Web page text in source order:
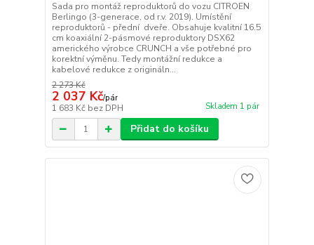
Sada pro montáž reproduktorů do vozu CITROEN
Berlingo (3-generace, od r.v. 2019). Umístění
reproduktorů - přední dveře. Obsahuje kvalitní 16.5
cm koaxiální 2-pásmové reproduktory DSX62
amerického výrobce CRUNCH a vše potřebné pro
korektní výměnu. Tedy montážní redukce a
kabelové redukce z origináln...
2 273 Kč
2 037 Kč/pár
1 683 Kč bez DPH Skladem 1 pár
Přidat do košíku